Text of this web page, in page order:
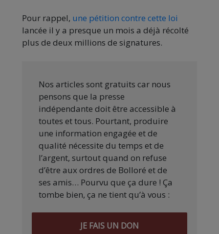
Pour rappel, une pétition contre cette loi
lancée il y a presque un mois a déjà récolté
plus de deux millions de signatures.
Nos articles sont gratuits car nous
pensons que la presse
indépendante doit être accessible à
toutes et tous. Pourtant, produire
une information engagée et de
qualité nécessite du temps et de
l’argent, surtout quand on refuse
d’être aux ordres de Bolloré et de
ses amis… Pourvu que ça dure ! Ça
tombe bien, ça ne tient qu’à vous :
JE FAIS UN DON